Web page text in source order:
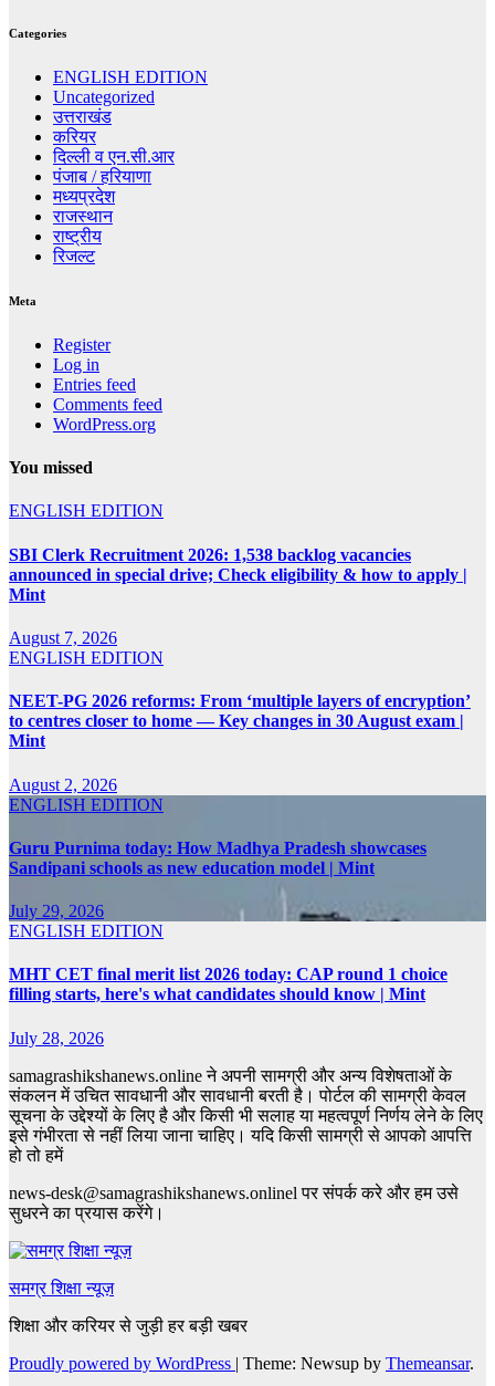
Categories
ENGLISH EDITION
Uncategorized
उत्तराखंड
करियर
दिल्ली व एन.सी.आर
पंजाब / हरियाणा
मध्यप्रदेश
राजस्थान
राष्ट्रीय
रिजल्ट
Meta
Register
Log in
Entries feed
Comments feed
WordPress.org
You missed
ENGLISH EDITION
SBI Clerk Recruitment 2026: 1,538 backlog vacancies
announced in special drive; Check eligibility & how to apply |
Mint
August 7, 2026
ENGLISH EDITION
NEET-PG 2026 reforms: From ‘multiple layers of encryption’
to centres closer to home — Key changes in 30 August exam |
Mint
August 2, 2026
ENGLISH EDITION
Guru Purnima today: How Madhya Pradesh showcases
Sandipani schools as new education model | Mint
July 29, 2026
ENGLISH EDITION
MHT CET final merit list 2026 today: CAP round 1 choice
filling starts, here's what candidates should know | Mint
July 28, 2026
samagrashikshanews.online ने अपनी सामग्री और अन्य विशेषताओं के
संकलन में उचित सावधानी और सावधानी बरती है। पोर्टल की सामग्री केवल
सूचना के उद्देश्यों के लिए है और किसी भी सलाह या महत्वपूर्ण निर्णय लेने के लिए
इसे गंभीरता से नहीं लिया जाना चाहिए। यदि किसी सामग्री से आपको आपत्ति
हो तो हमें
news-desk@samagrashikshanews.onlinel पर संपर्क करे और हम उसे
सुधरने का प्रयास करेंगे।
समग्र शिक्षा न्यूज़
शिक्षा और करियर से जुड़ी हर बड़ी खबर
Proudly powered by WordPress | Theme: Newsup by Themeansar.